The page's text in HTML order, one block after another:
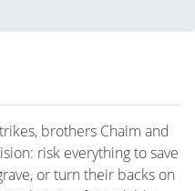
brothers Chaim and
risk everything to save
or turn their backs on